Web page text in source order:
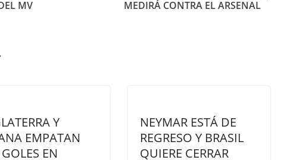
MV
MEDIRÁ CONTRA EL ARSENAL
Y
EMPATAN
EN
NEYMAR ESTÁ DE
REGRESO Y BRASIL
QUIERE CERRAR